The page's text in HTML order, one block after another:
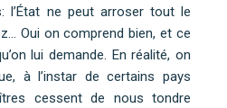
l’État ne peut arroser tout le
Oui on comprend bien, et ce
lui demande. En réalité, on
à l’instar de certains pays
cessent de nous tondre